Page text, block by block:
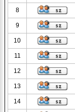
8
9
10
11
12
13
14